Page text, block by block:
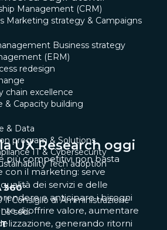
Management (CRM)
Marketing strategy & Campaigns
Business strategy
(ERM)
redesign
chain excellence
& Capacity building
& Data
program & Solutions
IT & Cybersecurity
Tech adoption
360°
Il Consiglio di Amministrazione
Le sedi
UX Research oggi
più competitivi non basta
con il marketing: serve
dei servizi e delle
e anticipare i bisogni
di offrire valore, aumentare
generando ritorni